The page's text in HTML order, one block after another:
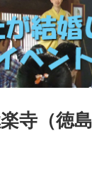
寺（徳島